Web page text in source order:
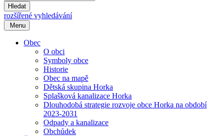
Hledat
rozšířené vyhledávání
Menu
Obec
O obci
Symboly obce
Historie
Obec na mapě
Dětská skupina Horka
Splašková kanalizace Horka
Dlouhodobá strategie rozvoje obce Horka na období
2023-2031
Odpady a kanalizace
Obchůdek